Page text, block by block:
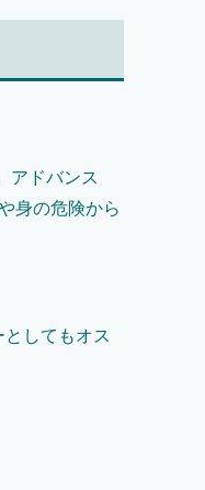
アドバンス
身の危険から
してもオス